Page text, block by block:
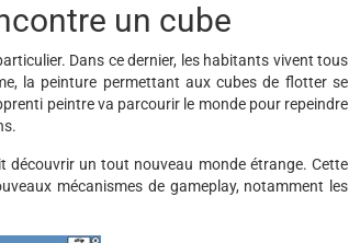
un cube
Dans ce dernier, les habitants vivent tous
la peinture permettant aux cubes de flotter se
peintre va parcourir le monde pour repeindre
découvrir un tout nouveau monde étrange. Cette
mécanismes de gameplay, notamment les